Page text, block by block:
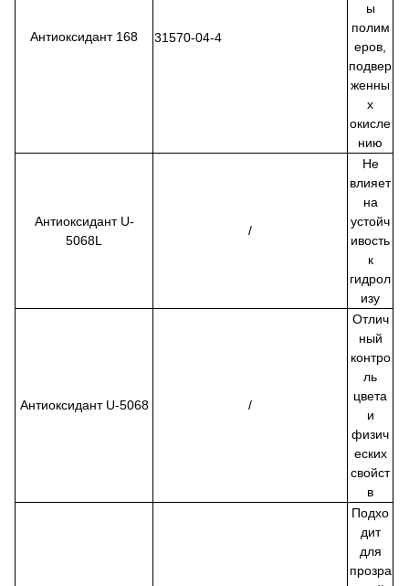
Антиоксидант 168 31570-04-4
ы
полим
еров,
подвер
женны
х
окисле
нию
Антиоксидант U-
5068L
/
Не
влияет
на
устойч
ивость
к
гидрол
изу
Антиоксидант U-5068 /
Отлич
ный
контро
ль
цвета
и
физич
еских
свойст
в
Подхо
дит
для
прозра